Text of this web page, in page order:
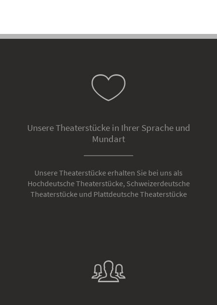
Unsere Theaterstücke in Ihrer Sprache und
Mundart
Unsere Theaterstücke erhalten Sie bei uns als
Hochdeutsche Theaterstücke, Schweizerdeutsche
Theaterstücke und Plattdeutsche Theaterstücke